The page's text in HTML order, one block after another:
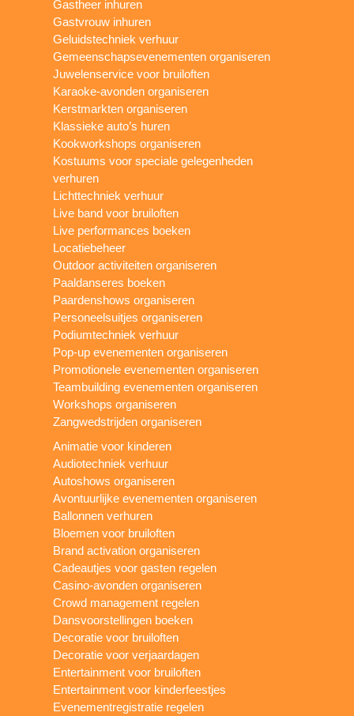
Gastheer inhuren
Gastvrouw inhuren
Geluidstechniek verhuur
Gemeenschapsevenementen organiseren
Juwelenservice voor bruiloften
Karaoke-avonden organiseren
Kerstmarkten organiseren
Klassieke auto’s huren
Kookworkshops organiseren
Kostuums voor speciale gelegenheden
verhuren
Lichttechniek verhuur
Live band voor bruiloften
Live performances boeken
Locatiebeheer
Outdoor activiteiten organiseren
Paaldanseres boeken
Paardenshows organiseren
Personeelsuitjes organiseren
Podiumtechniek verhuur
Pop-up evenementen organiseren
Promotionele evenementen organiseren
Teambuilding evenementen organiseren
Workshops organiseren
Zangwedstrijden organiseren
Animatie voor kinderen
Audiotechniek verhuur
Autoshows organiseren
Avontuurlijke evenementen organiseren
Ballonnen verhuren
Bloemen voor bruiloften
Brand activation organiseren
Cadeautjes voor gasten regelen
Casino-avonden organiseren
Crowd management regelen
Dansvoorstellingen boeken
Decoratie voor bruiloften
Decoratie voor verjaardagen
Entertainment voor bruiloften
Entertainment voor kinderfeestjes
Evenementregistratie regelen